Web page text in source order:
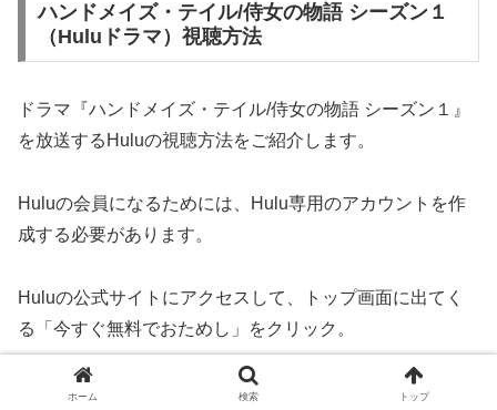
ハンドメイズ・テイル/侍女の物語 シーズン１
（Huluドラマ）視聴方法
ドラマ『ハンドメイズ・テイル/侍女の物語 シーズン１』
を放送するHuluの視聴方法をご紹介します。
Huluの会員になるためには、Hulu専用のアカウントを作
成する必要があります。
Huluの公式サイトにアクセスして、トップ画面に出てく
る「今すぐ無料でおためし」をクリック。
Eメールアドレスや名前、支払方法など、必要事項を間違
ホーム 検索 トップ